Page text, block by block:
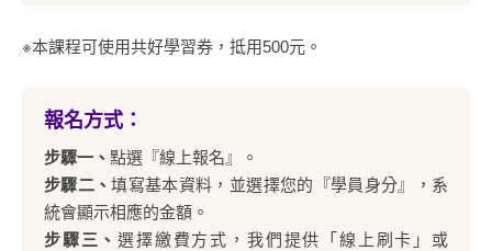
※本課程可使用共好學習券，抵用500元。
報名方式：
步驟一、 點選『線上報名』。
步驟二、填寫基本資料，並選擇您的『學員身分』，系
統會顯示相應的金額。
步驟三、選擇繳費方式，我們提供「線上刷卡」或